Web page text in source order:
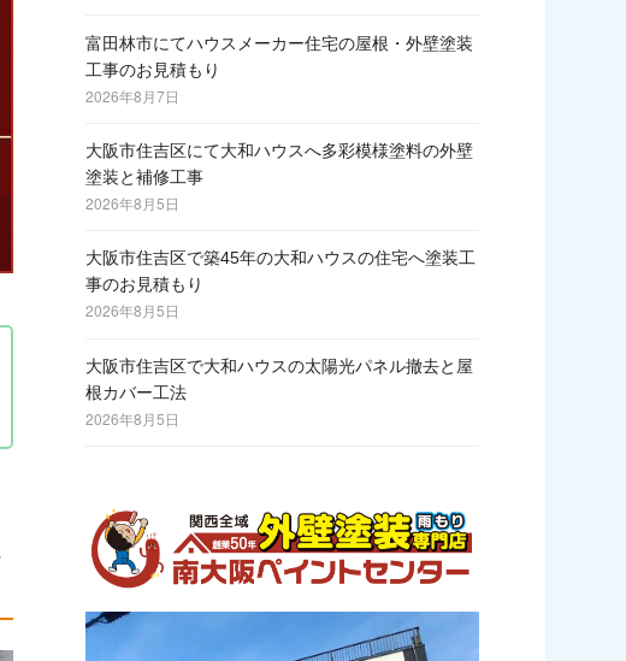
富田林市にてハウスメーカー住宅の屋根・外壁塗装
工事のお見積もり
2026年8月7日
大阪市住吉区にて大和ハウスへ多彩模様塗料の外壁
塗装と補修工事
2026年8月5日
大阪市住吉区で築45年の大和ハウスの住宅へ塗装工
事のお見積もり
2026年8月5日
大阪市住吉区で大和ハウスの太陽光パネル撤去と屋
根カバー工法
2026年8月5日